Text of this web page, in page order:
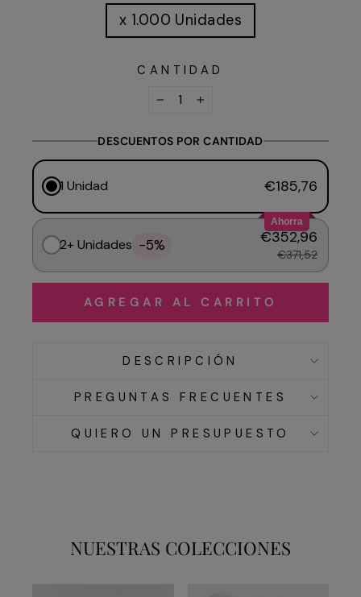
x 1.000 Unidades
CANTIDAD
DESCUENTOS POR CANTIDAD
1 Unidad €185,76
Ahorra
2+ Unidades -5% €352,96
€371,52
AGREGAR AL CARRITO
DESCRIPCIÓN
PREGUNTAS FRECUENTES
QUIERO UN PRESUPUESTO
NUESTRAS COLECCIONES